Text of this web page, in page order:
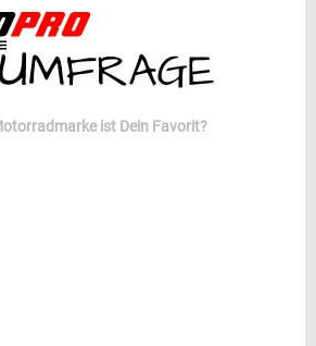
ist Dein Favorit?